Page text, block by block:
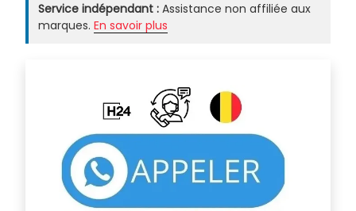
Service indépendant : Assistance non affiliée aux
marques. En savoir plus